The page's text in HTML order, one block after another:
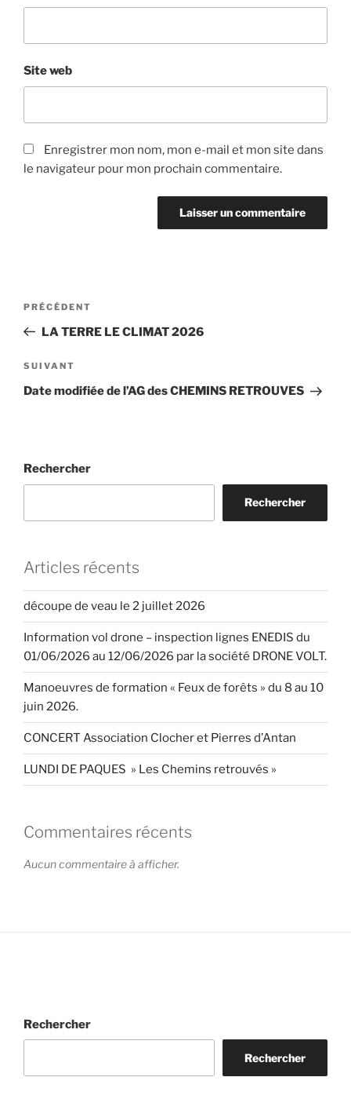
Site web
Enregistrer mon nom, mon e-mail et mon site dans
le navigateur pour mon prochain commentaire.
Navigation
l’article
Article
précédent
PRÉCÉDENT
LA TERRE LE CLIMAT 2026
Article
suivant
SUIVANT
Date modifiée de l’AG des CHEMINS RETROUVES
Rechercher
Rechercher
Articles récents
découpe de veau le 2 juillet 2026
Information vol drone – inspection lignes ENEDIS du
01/06/2026 au 12/06/2026 par la société DRONE VOLT.
Manoeuvres de formation « Feux de forêts » du 8 au 10
juin 2026.
CONCERT Association Clocher et Pierres d’Antan
LUNDI DE PAQUES » Les Chemins retrouvés »
Commentaires récents
Aucun commentaire à afficher.
Rechercher
Rechercher